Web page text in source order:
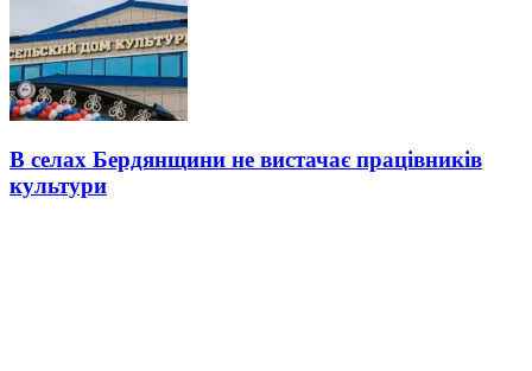
В селах Бердянщини не вистачає працівників
культури